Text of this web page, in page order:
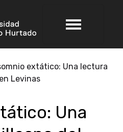
extático: Una lectura
Levinas
Una